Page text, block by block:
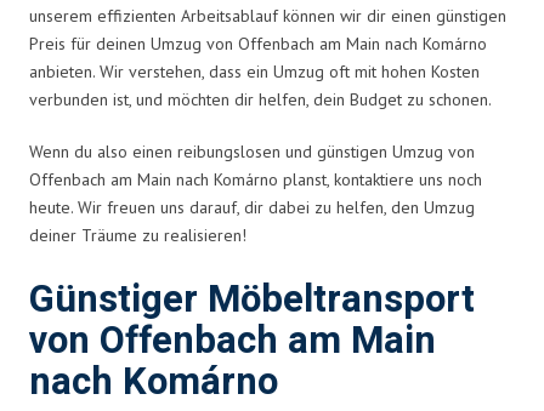
unserem effizienten Arbeitsablauf können wir dir einen günstigen
Preis für deinen Umzug von Offenbach am Main nach Komárno
anbieten. Wir verstehen, dass ein Umzug oft mit hohen Kosten
verbunden ist, und möchten dir helfen, dein Budget zu schonen.
Wenn du also einen reibungslosen und günstigen Umzug von
Offenbach am Main nach Komárno planst, kontaktiere uns noch
heute. Wir freuen uns darauf, dir dabei zu helfen, den Umzug
deiner Träume zu realisieren!
Günstiger Möbeltransport
von Offenbach am Main
nach Komárno